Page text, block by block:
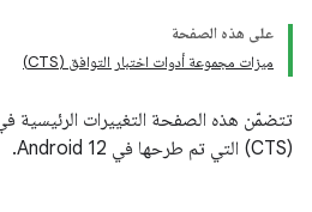
على هذه الصفحة
ميزات مجموعة أدوات اختبار التوافق (CTS)
تتضمّن هذه الصفحة التغييرات الرئيسية
(CTS) التي تم طرحها في Android 12.